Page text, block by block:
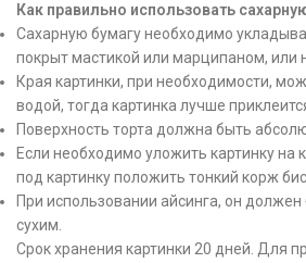
Как правильно использовать
Сахарную бумагу необходимо
покрыт мастикой или марципаном, или
Края картинки, при необходимости,
водой, тогда картинка лучше
Поверхность торта должна быть
Если необходимо уложить картинку на
под картинку положить тонкий корж
При использовании айсинга, он
сухим.
Срок хранения картинки 20 дней. Для